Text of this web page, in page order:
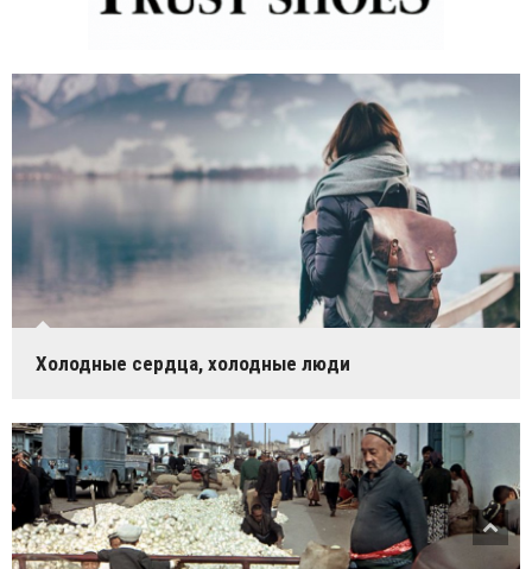
Холодные сердца, холодные люди